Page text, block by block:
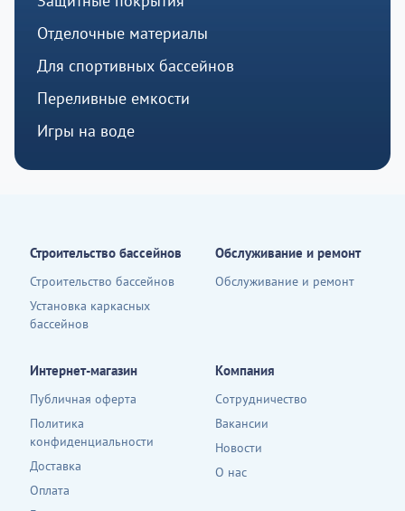
Отделочные материалы
Для спортивных бассейнов
Переливные емкости
Игры на воде
Строительство бассейнов
Строительство бассейнов
Установка каркасных
бассейнов
Обслуживание и ремонт
Обслуживание и ремонт
Интернет-магазин
Публичная оферта
Политика
конфиденциальности
Доставка
Оплата
Компания
Сотрудничество
Вакансии
Новости
О нас